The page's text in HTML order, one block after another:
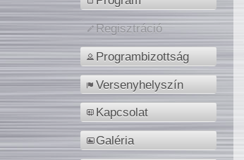
Regisztráció
Programbizottság
Versenyhelyszín
Kapcsolat
Galéria